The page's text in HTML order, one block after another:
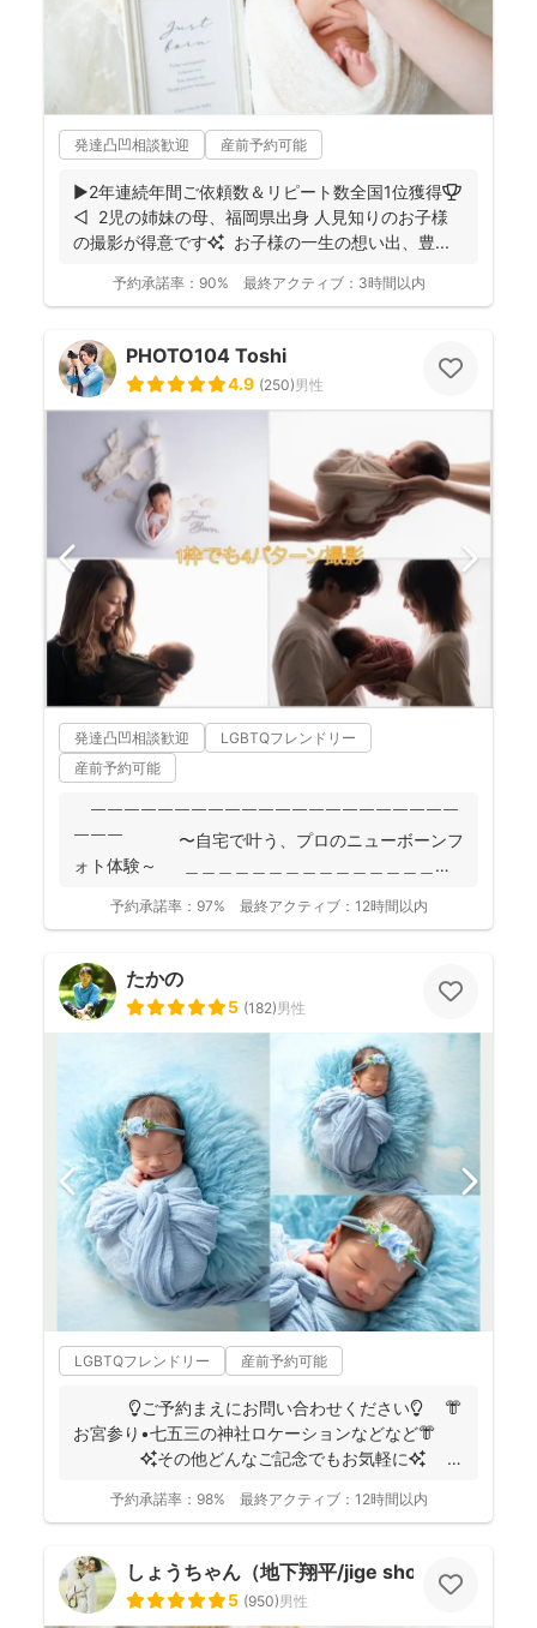
発達凸凹相談歓迎 産前予約可能
▶︎2年連続年間ご依頼数＆リピート数全国1位獲得🏆
◁ 2児の姉妹の母、福岡県出身 人見知りのお子様
の撮影が得意です✨ お子様の一生の想い出、豊...
予約承諾率： 90% 最終アクティブ： 3時間以内
PHOTO104 Toshi
4.9 (250)男性
発達凸凹相談歓迎
LGBTQフレンドリー
産前予約可能
￣￣￣￣￣￣￣￣￣￣￣￣￣￣￣￣￣￣￣￣￣￣
￣￣￣ 〜自宅で叶う、プロのニューボーンフ
ォト体験～ ＿＿＿＿＿＿＿＿＿＿＿＿＿＿＿＿
予約承諾率： 97% 最終アクティブ： 12時間以内
たかの
5 (182)男性
LGBTQフレンドリー 産前予約可能
💡ご予約まえにお問い合わせください💡 👘
お宮参り•七五三の神社ロケーションなどなど👘
✨その他どんなご記念でもお気軽に✨
予約承諾率： 98% 最終アクティブ： 12時間以内
しょうちゃん（地下翔平/jige shohe）
5 (950)男性